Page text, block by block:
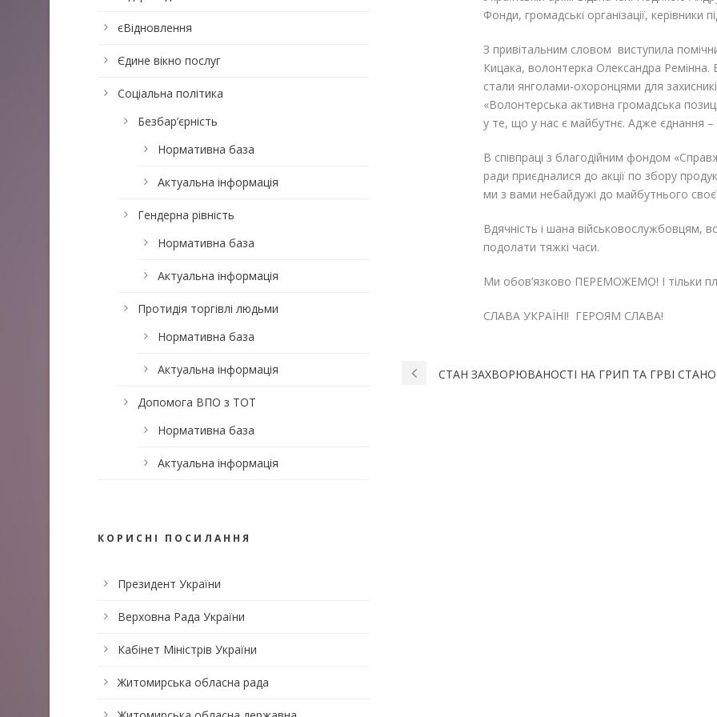
Фонди, громадські організації, керівники
З привітальним словом виступила
Кицака, волонтерка Олександра
стали янголами-охоронцями для
«Волонтерська активна громадська
у те, що у нас є майбутнє. Адже єднання
В співпраці з благодійним фондом
ради приєдналися до акції по збору
ми з вами небайдужі до майбутнього
Вдячність і шана військовослужбовцям,
подолати тяжкі часи.
Ми обов’язково ПЕРЕМОЖЕМО! І тільки
СЛАВА УКРАЇНІ! ГЕРОЯМ СЛАВА!
СТАН ЗАХВОРЮВАНОСТІ НА ГРИП ТА ГРВІ
єВідновлення
Єдине вікно послуг
Соціальна політика
Безбар’єрність
Нормативна база
Актуальна інформація
Гендерна рівність
Нормативна база
Актуальна інформація
Протидія торгівлі людьми
Нормативна база
Актуальна інформація
Допомога ВПО з ТОТ
Нормативна база
Актуальна інформація
КОРИСНІ ПОСИЛАННЯ
Президент України
Верховна Рада України
Кабінет Міністрів України
Житомирська обласна рада